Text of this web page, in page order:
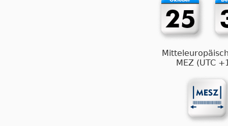
MEZ (UTC